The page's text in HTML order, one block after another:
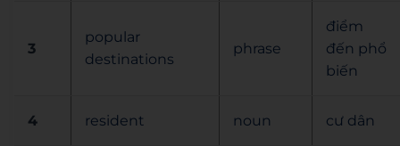
3
popular
destinations
phrase
điểm
đến phổ
biến
4 resident noun cư dân